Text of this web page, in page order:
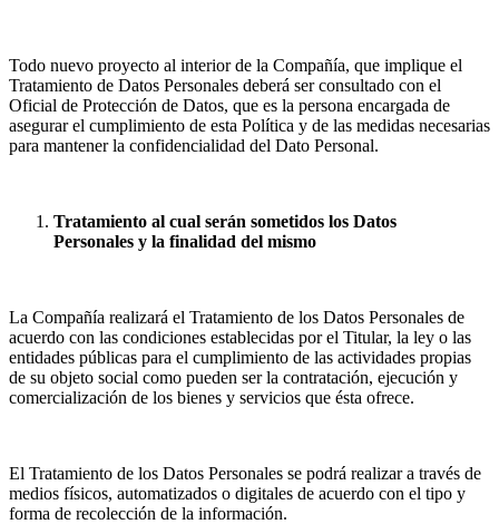
Todo nuevo proyecto al interior de la Compañía, que implique el
Tratamiento de Datos Personales deberá ser consultado con el
Oficial de Protección de Datos, que es la persona encargada de
asegurar el cumplimiento de esta Política y de las medidas necesarias
para mantener la confidencialidad del Dato Personal.
Tratamiento al cual serán sometidos los Datos
Personales y la finalidad del mismo
La Compañía realizará el Tratamiento de los Datos Personales de
acuerdo con las condiciones establecidas por el Titular, la ley o las
entidades públicas para el cumplimiento de las actividades propias
de su objeto social como pueden ser la contratación, ejecución y
comercialización de los bienes y servicios que ésta ofrece.
El Tratamiento de los Datos Personales se podrá realizar a través de
medios físicos, automatizados o digitales de acuerdo con el tipo y
forma de recolección de la información.